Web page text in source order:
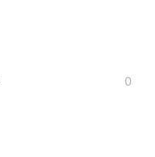
0